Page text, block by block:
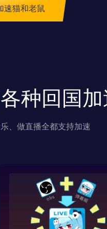
速猫和老鼠
种回国
、做直播全都支持加速